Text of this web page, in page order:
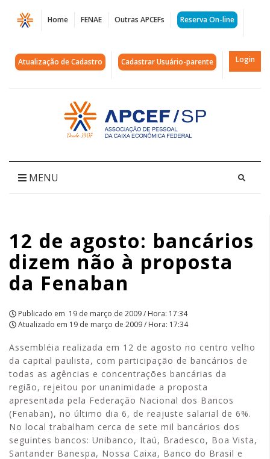
Página
12
de
bancários
Fenaban
|
APCEF/SP
Home FENAE Outras APCEFs Reserva On-line
Atualização de Cadastro Cadastrar Usuário-parente Login
Acessar
página
inicial
MENU
12 de agosto: bancários
dizem não à proposta
da Fenaban
Publicado em 19 de março de 2009 / Hora: 17:34
Atualizado em 19 de março de 2009 / Hora: 17:34
Assembléia realizada em 12 de agosto no centro velho
da capital paulista, com participação de bancários de
todas as agências e concentrações bancárias da
região, rejeitou por unanimidade a proposta
apresentada pela Federação Nacional dos Bancos
(Fenaban), no último dia 6, de reajuste salarial de 6%.
No local trabalham cerca de sete mil bancários dos
seguintes bancos: Unibanco, Itaú, Bradesco, Boa Vista,
Santander Banespa, Nossa Caixa, Banco do Brasil e